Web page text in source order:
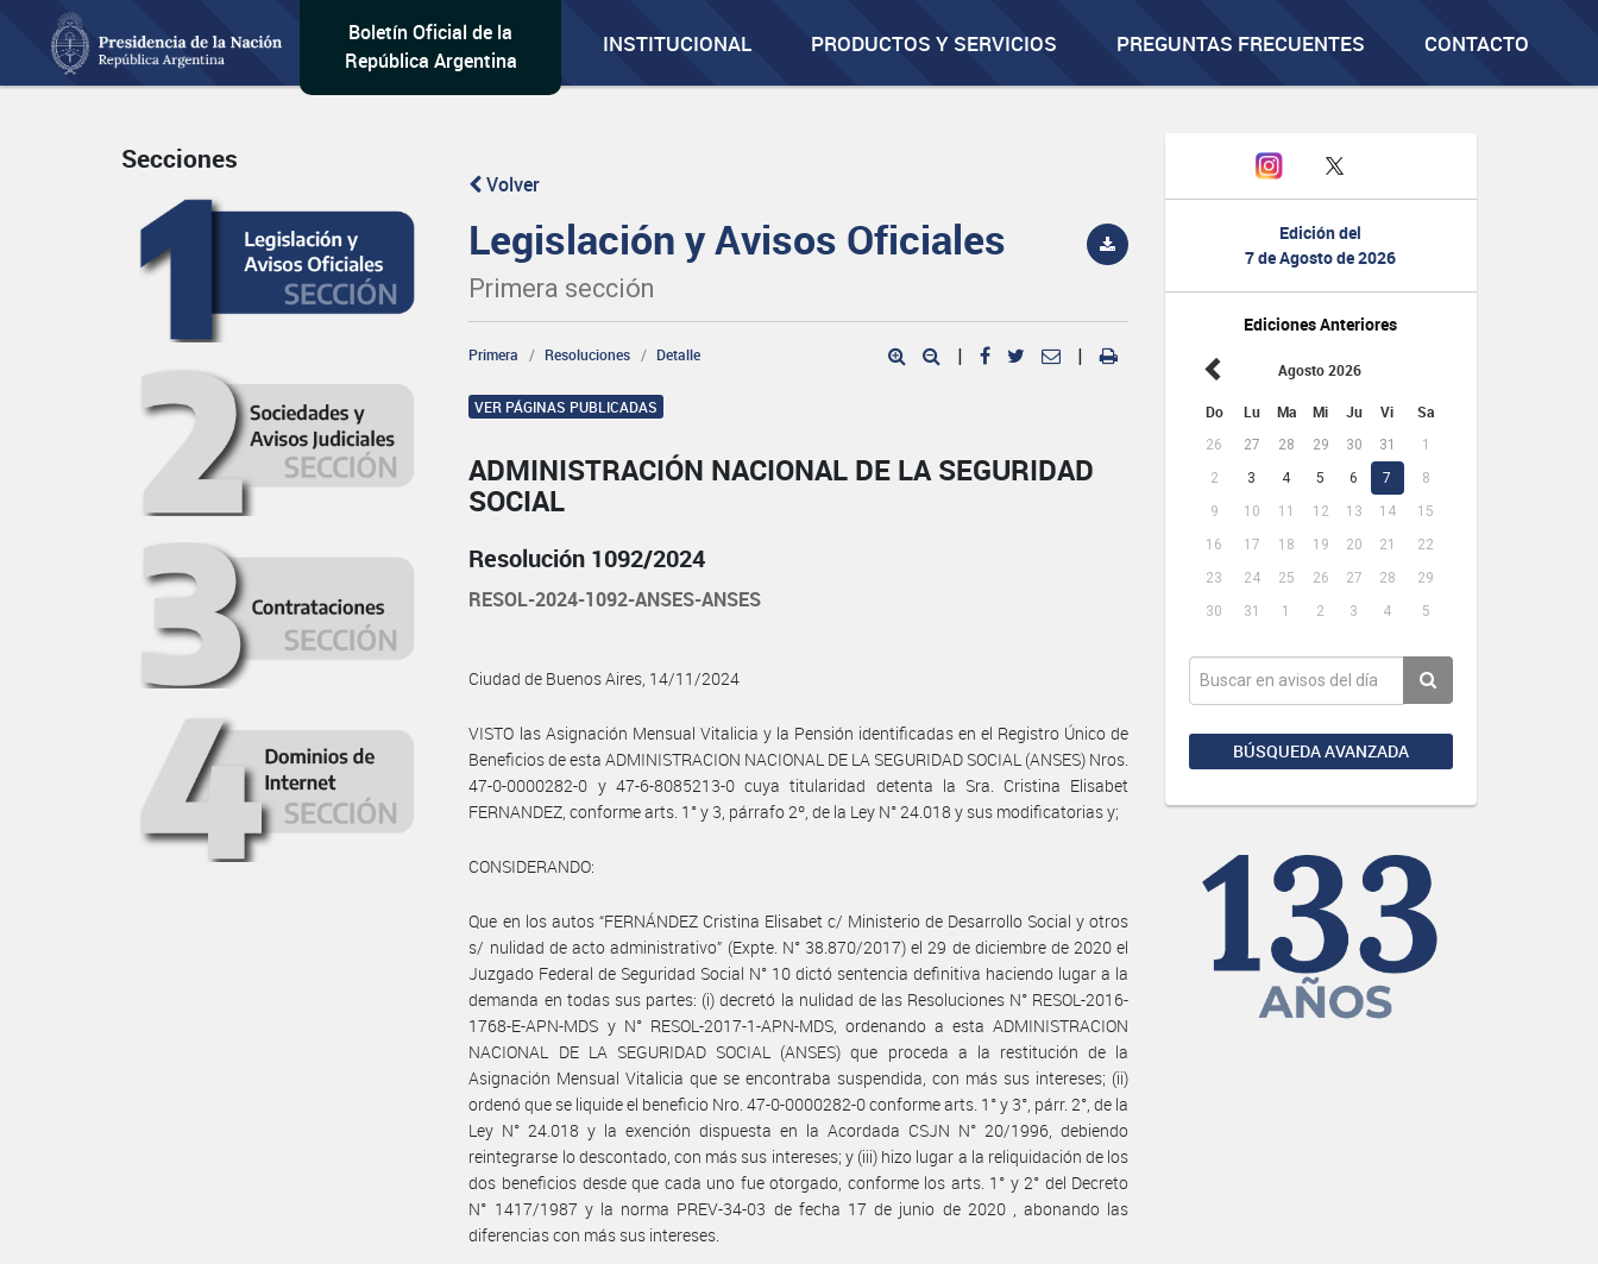
Boletín Oficial de la
República Argentina
INSTITUCIONAL PRODUCTOS Y SERVICIOS PREGUNTAS FRECUENTES CONTACTO
Edición del
7 de Agosto de 2026
Ediciones Anteriores
Agosto 2026
Do Lu Ma Mi Ju Vi Sa
26 27 28 29 30 31
1
2
3 4 5 6 7
8
9
10 11 12 13 14
15
16
17 18 19 20 21
22
23
24 25 26 27 28
29
30
31 1 2 3 4 5
BÚSQUEDA AVANZADA
Secciones
Volver
Legislación y Avisos Oficiales
Primera sección
Primera Resoluciones Detalle | |
VER PÁGINAS PUBLICADAS
ADMINISTRACIÓN NACIONAL DE LA SEGURIDAD
SOCIAL
Resolución 1092/2024
RESOL-2024-1092-ANSES-ANSES
Ciudad de Buenos Aires, 14/11/2024
VISTO las Asignación Mensual Vitalicia y la Pensión identificadas en el Registro Único de
Beneficios de esta ADMINISTRACION NACIONAL DE LA SEGURIDAD SOCIAL (ANSES) Nros.
47-0-0000282-0 y 47-6-8085213-0 cuya titularidad detenta la Sra. Cristina Elisabet
FERNANDEZ, conforme arts. 1° y 3, párrafo 2º, de la Ley N° 24.018 y sus modificatorias y;
CONSIDERANDO:
Que en los autos “FERNÁNDEZ Cristina Elisabet c/ Ministerio de Desarrollo Social y otros
s/ nulidad de acto administrativo” (Expte. N° 38.870/2017) el 29 de diciembre de 2020 el
Juzgado Federal de Seguridad Social N° 10 dictó sentencia definitiva haciendo lugar a la
demanda en todas sus partes: (i) decretó la nulidad de las Resoluciones N° RESOL-2016-
1768-E-APN-MDS y N° RESOL-2017-1-APN-MDS, ordenando a esta ADMINISTRACION
NACIONAL DE LA SEGURIDAD SOCIAL (ANSES) que proceda a la restitución de la
Asignación Mensual Vitalicia que se encontraba suspendida, con más sus intereses; (ii)
ordenó que se liquide el beneficio Nro. 47-0-0000282-0 conforme arts. 1° y 3°, párr. 2°, de la
Ley N° 24.018 y la exención dispuesta en la Acordada CSJN N° 20/1996, debiendo
reintegrarse lo descontado, con más sus intereses; y (iii) hizo lugar a la reliquidación de los
dos beneficios desde que cada uno fue otorgado, conforme los arts. 1° y 2° del Decreto
N° 1417/1987 y la norma PREV-34-03 de fecha 17 de junio de 2020 , abonando las
diferencias con más sus intereses.